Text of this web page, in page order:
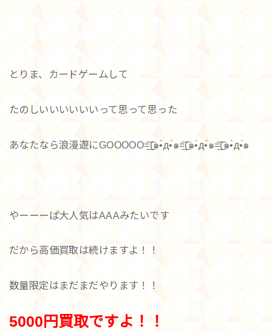
とりま、カードゲームして
たのしいいいいいいって思って思った
あなたなら浪漫遊にGOOOOO=͟͟͞͞(๑•̀д•́๑=͟͟͞͞(๑•̀д•́๑=͟͟͞͞(๑•̀д•́๑
やーーーぱ大人気はAAAみたいです
だから高価買取は続けますよ！！
数量限定はまだまだやります！！
5000円買取ですよ！！